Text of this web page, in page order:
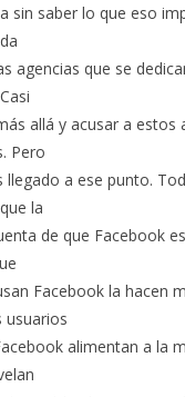
sin saber lo que eso
agencias que se
allá y acusar a estos
Pero
llegado a ese punto.
la
de que Facebook
Facebook la hacen
usuarios
alimentan a la